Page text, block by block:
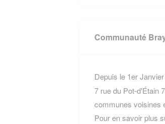
Communauté
Depuis le 1er
7 rue du Pot-d'Étain
communes voisines
Pour en savoir plus